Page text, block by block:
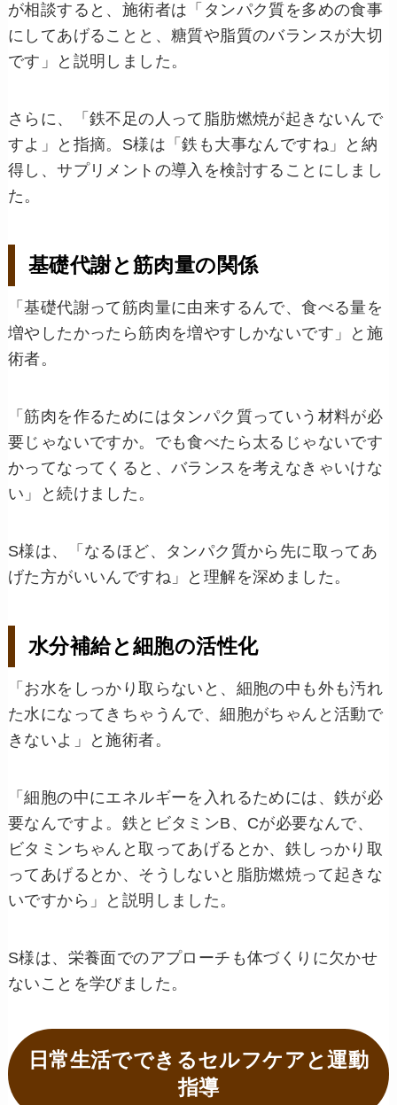
が相談すると、施術者は「タンパク質を多めの食事
にしてあげることと、糖質や脂質のバランスが大切
です」と説明しました。
さらに、「鉄不足の人って脂肪燃焼が起きないんで
すよ」と指摘。S様は「鉄も大事なんですね」と納
得し、サプリメントの導入を検討することにしまし
た。
基礎代謝と筋肉量の関係
「基礎代謝って筋肉量に由来するんで、食べる量を
増やしたかったら筋肉を増やすしかないです」と施
術者。
「筋肉を作るためにはタンパク質っていう材料が必
要じゃないですか。でも食べたら太るじゃないです
かってなってくると、バランスを考えなきゃいけな
い」と続けました。
S様は、「なるほど、タンパク質から先に取ってあ
げた方がいいんですね」と理解を深めました。
水分補給と細胞の活性化
「お水をしっかり取らないと、細胞の中も外も汚れ
た水になってきちゃうんで、細胞がちゃんと活動で
きないよ」と施術者。
「細胞の中にエネルギーを入れるためには、鉄が必
要なんですよ。鉄とビタミンB、Cが必要なんで、
ビタミンちゃんと取ってあげるとか、鉄しっかり取
ってあげるとか、そうしないと脂肪燃焼って起きな
いですから」と説明しました。
S様は、栄養面でのアプローチも体づくりに欠かせ
ないことを学びました。
日常生活でできるセルフケアと運動
指導